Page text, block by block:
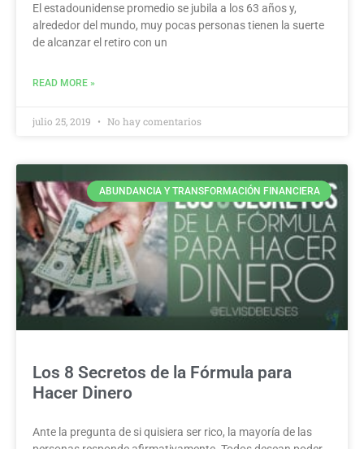
El estadounidense promedio se jubila a los 63 años y,
alrededor del mundo, muy pocas personas tienen la suerte
de alcanzar el retiro con un
READ MORE »
julio 25, 2019 No hay comentarios
ABUNDANCIA Y TRANSFORMACIÓN FINANCIERA
Los 8 Secretos de la Fórmula para
Hacer Dinero
Ante la pregunta de si quisiera ser rico, la mayoría de las